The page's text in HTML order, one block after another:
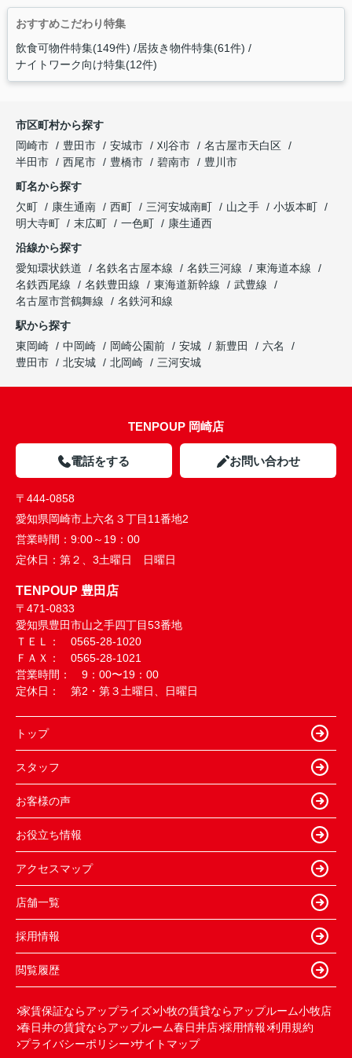
おすすめこだわり特集
飲食可物件特集(149件) 居抜き物件特集(61件)
ナイトワーク向け特集(12件)
市区町村から探す
岡崎市
豊田市 安城市 刈谷市
名古屋市天白区
半田市
西尾市 豊橋市 碧南市
豊川市
町名から探す
欠町
康生通南 西町 三河安城南町 山之手
小坂本町
明大寺町
末広町 一色町
康生通西
沿線から探す
愛知環状鉄道
名鉄名古屋本線 名鉄三河線
東海道本線
名鉄西尾線
名鉄豊田線 東海道新幹線
武豊線
名古屋市営鶴舞線
名鉄河和線
駅から探す
東岡崎
中岡崎 岡崎公園前 安城 新豊田
六名
豊田市
北安城 北岡崎 三河安城
TENPOUP 岡崎店
電話をする お問い合わせ
〒444-0858
愛知県岡崎市上六名３丁目11番地2
営業時間： 9:00～19：00
定休日： 第２、3土曜日 日曜日
TENPOUP 豊田店
〒471-0833
愛知県豊田市山之手四丁目53番地
ＴＥＬ： 0565-28-1020
ＦＡＸ： 0565-28-1021
営業時間： 9：00〜19：00
定休日： 第2・第３土曜日、日曜日
トップ
スタッフ
お客様の声
お役立ち情報
アクセスマップ
店舗一覧
採用情報
閲覧履歴
家賃保証ならアップライズ 小牧の賃貸ならアップルーム小牧店
春日井の賃貸ならアップルーム春日井店 採用情報 利用規約
プライバシーポリシー サイトマップ